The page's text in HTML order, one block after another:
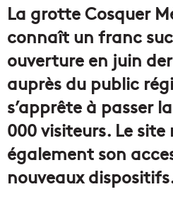
La grotte Cosquer
connaît un franc
ouverture en juin
auprès du public
s’apprête à passer
000 visiteurs. Le
également son
nouveaux